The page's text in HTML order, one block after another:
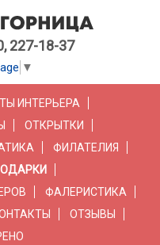
227-18-37
▼
ИНТЕРЬЕРА
ОТКРЫТКИ
ФИЛАТЕЛИЯ
ФАЛЕРИСТИКА
ОТЗЫВЫ